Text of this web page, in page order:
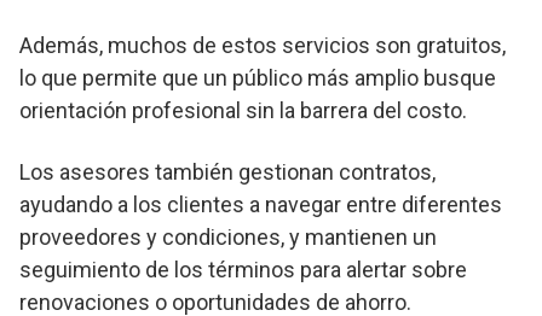
Además, muchos de estos servicios son gratuitos,
lo que permite que un público más amplio busque
orientación profesional sin la barrera del costo.
Los asesores también gestionan contratos,
ayudando a los clientes a navegar entre diferentes
proveedores y condiciones, y mantienen un
seguimiento de los términos para alertar sobre
renovaciones o oportunidades de ahorro.